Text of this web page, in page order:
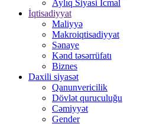
Aylıq Siyasi İcmal
İqtisadiyyat
Maliyyə
Makroiqtisadiyyat
Sənaye
Kənd təsərrüfatı
Biznes
Daxili siyasət
Qanunvericilik
Dövlət quruculuğu
Cəmiyyət
Gender